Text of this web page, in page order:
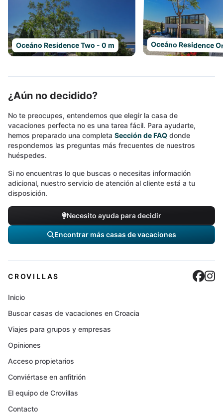
Oceáno Residence Two - 0 m Oceáno Residence
¿Aún no decidido?
No te preocupes, entendemos que elegir la casa de
vacaciones perfecta no es una tarea fácil. Para ayudarte,
hemos preparado una completa Sección de FAQ donde
respondemos las preguntas más frecuentes de nuestros
huéspedes.
Si no encuentras lo que buscas o necesitas información
adicional, nuestro servicio de atención al cliente está a tu
disposición.
Necesito ayuda para decidir
Encontrar más casas de vacaciones
CROVILLAS
Inicio
Buscar casas de vacaciones en Croacia
Viajes para grupos y empresas
Opiniones
Acceso propietarios
Conviértase en anfitrión
El equipo de Crovillas
Contacto